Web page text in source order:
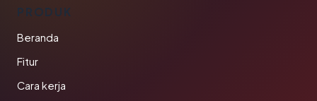
PRODUK
Beranda
Fitur
Cara kerja